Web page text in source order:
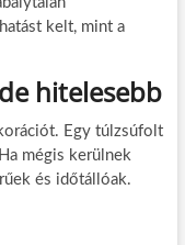
kelt, mint a
hitelesebb
Egy túlzsúfolt
mégis kerülnek
és időtállóak.